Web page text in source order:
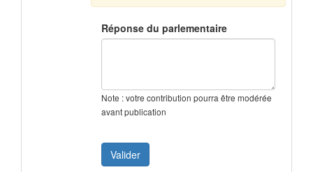
Réponse du parlementaire
Note : votre contribution pourra être modérée
avant publication